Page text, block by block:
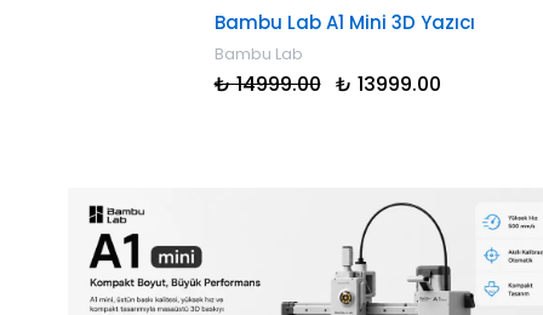
Bambu Lab A1 Mini 3D Yazıcı
Bambu Lab
₺ 14999.00 ₺ 13999.00